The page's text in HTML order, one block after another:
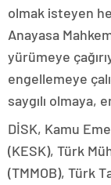
olmak isteyen
Anayasa
yürümeye
engellemeye
saygılı olmaya,
DİSK, Kamu
(KESK), Türk
(TMMOB), Türk